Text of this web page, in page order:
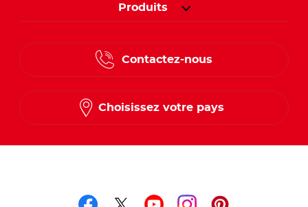
Produits
Contactez-nous
Choisissez votre pays